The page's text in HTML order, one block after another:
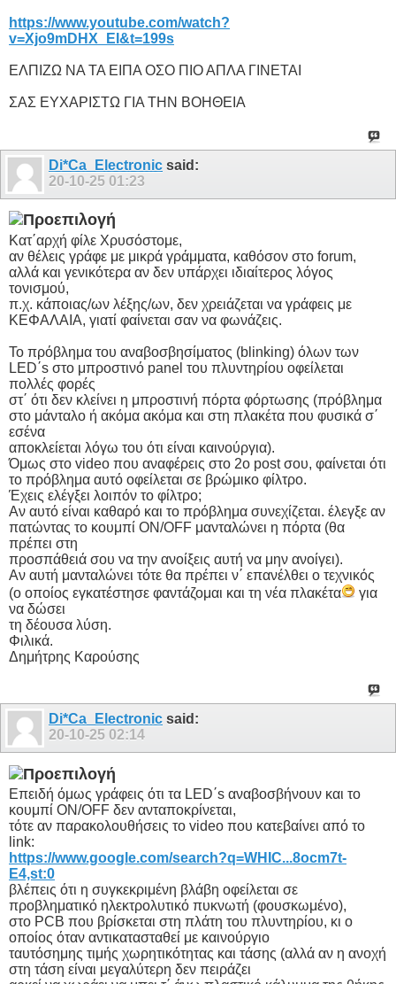
https://www.youtube.com/watch?
v=Xjo9mDHX_EI&t=199s
ΕΛΠΙΖΩ ΝΑ ΤΑ ΕΙΠΑ ΟΣΟ ΠΙΟ ΑΠΛΑ ΓΙΝΕΤΑΙ
ΣΑΣ ΕΥΧΑΡΙΣΤΩ ΓΙΑ ΤΗΝ ΒΟΗΘΕΙΑ
Di*Ca_Electronic said:
20-10-25 01:23
Κατ΄αρχή φίλε Χρυσόστομε,
αν θέλεις γράφε με μικρά γράμματα, καθόσον στο forum,
αλλά και γενικότερα αν δεν υπάρχει ιδιαίτερος λόγος
τονισμού,
π.χ. κάποιας/ων λέξης/ων, δεν χρειάζεται να γράφεις με
ΚΕΦΑΛΑΙΑ, γιατί φαίνεται σαν να φωνάζεις.
Το πρόβλημα του αναβοσβησίματος (blinking) όλων των
LED΄s στο μπροστινό panel του πλυντηρίου οφείλεται
πολλές φορές
στ΄ ότι δεν κλείνει η μπροστινή πόρτα φόρτωσης (πρόβλημα
στο μάνταλο ή ακόμα ακόμα και στη πλακέτα που φυσικά σ΄
εσένα
αποκλείεται λόγω του ότι είναι καινούργια).
Όμως στο video που αναφέρεις στο 2ο post σου, φαίνεται ότι
το πρόβλημα αυτό οφείλεται σε βρώμικο φίλτρο.
Έχεις ελέγξει λοιπόν το φίλτρο;
Αν αυτό είναι καθαρό και το πρόβλημα συνεχίζεται. έλεγξε αν
πατώντας το κουμπί ON/OFF μανταλώνει η πόρτα (θα
πρέπει στη
προσπάθειά σου να την ανοίξεις αυτή να μην ανοίγει).
Αν αυτή μανταλώνει τότε θα πρέπει ν΄ επανέλθει ο τεχνικός
(ο οποίος εγκατέστησε φαντάζομαι και τη νέα πλακέτα
για
να δώσει
τη δέουσα λύση.
Φιλικά.
Δημήτρης Καρούσης
Di*Ca_Electronic said:
20-10-25 02:14
Επειδή όμως γράφεις ότι τα LED΄s αναβοσβήνουν και το
κουμπί ON/OFF δεν ανταποκρίνεται,
τότε αν παρακολουθήσεις το video που κατεβαίνει από το
link:
https://www.google.com/search?q=WHIC...8ocm7t-
E4,st:0
βλέπεις ότι η συγκεκριμένη βλάβη οφείλεται σε
προβληματικό ηλεκτρολυτικό πυκνωτή (φουσκωμένο),
στο PCB που βρίσκεται στη πλάτη του πλυντηρίου, κι ο
οποίος όταν αντικατασταθεί με καινούργιο
ταυτόσημης τιμής χωρητικότητας και τάσης (αλλά αν η ανοχή
στη τάση είναι μεγαλύτερη δεν πειράζει